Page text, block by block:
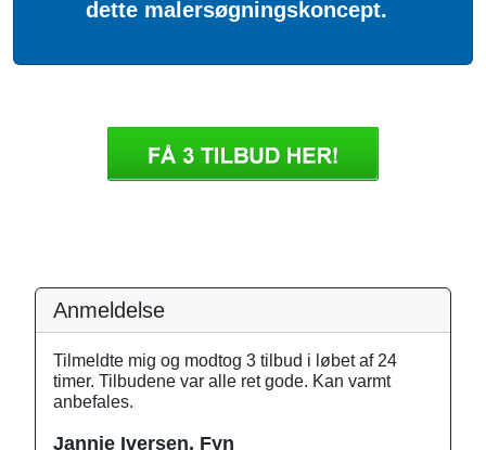
dette malersøgningskoncept.
Anmeldelse
Tilmeldte mig og modtog 3 tilbud i løbet af 24
timer. Tilbudene var alle ret gode. Kan varmt
anbefales.
Jannie Iversen, Fyn